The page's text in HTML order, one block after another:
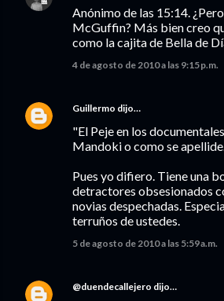
Anónimo de las 15:14.
McGuffin? Más bien creo
como la cajita de Bella de
4 de agosto de 2010 a las 9:15 p.m.
Guillermo dijo…
"El Peje en los
Mandoki o como se
Pues yo difiero. Tiene una
detractores obsesionados
novias despechadas.
terruños de ustedes.
5 de agosto de 2010 a las 5:59 a.m.
@duendecallejero dijo…